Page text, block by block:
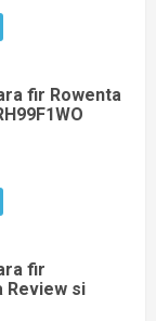
fir Rowenta
fir
Review si